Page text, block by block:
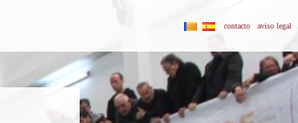
contacto aviso legal